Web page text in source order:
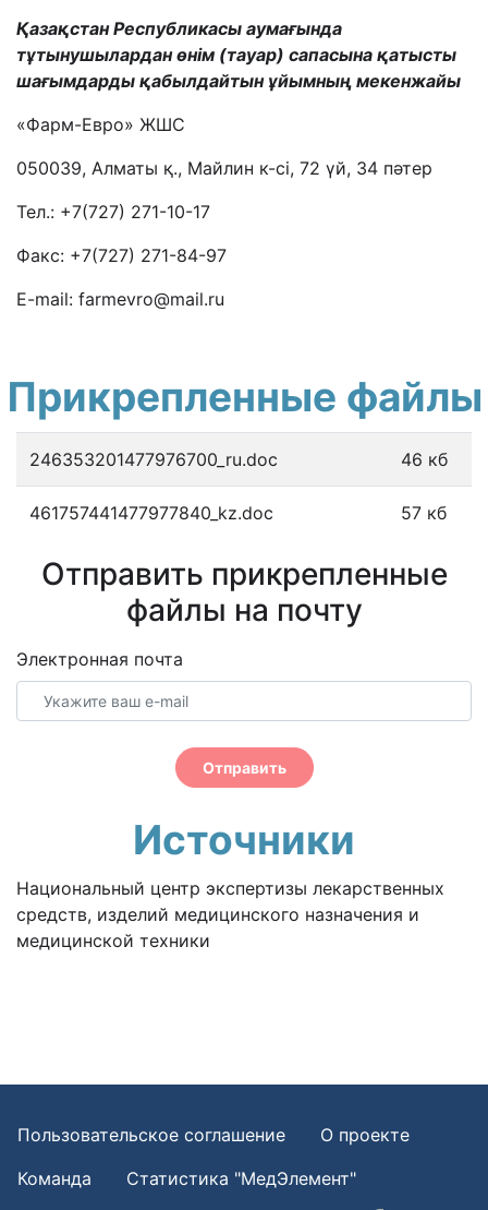
Қазақстан Республикасы аумағында
тұтынушылардан өнім (тауар) сапасына қатысты
шағымдарды қабылдайтын ұйымның мекенжайы
«Фарм-Евро» ЖШС
050039, Алматы қ., Майлин к-сі, 72 үй, 34 пәтер
Тел.: +7(727) 271-10-17
Факс: +7(727) 271-84-97
E-mail: farmevro@mail.ru
Прикрепленные файлы
246353201477976700_ru.doc 46 кб
461757441477977840_kz.doc 57 кб
Отправить прикрепленные
файлы на почту
Электронная почта
Отправить
Источники
Национальный центр экспертизы лекарственных
средств, изделий медицинского назначения и
медицинской техники
Пользовательское соглашение
О проекте
Команда
Статистика "МедЭлемент"